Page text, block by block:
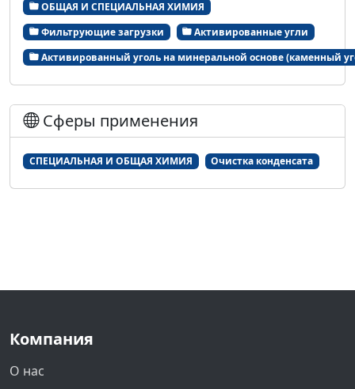
ОБЩАЯ И СПЕЦИАЛЬНАЯ ХИМИЯ
Фильтрующие загрузки
Активированные угли
Активированный уголь на минеральной основе (каменный
Сферы применения
СПЕЦИАЛЬНАЯ И ОБЩАЯ ХИМИЯ Очистка конденсата
Компания
О нас